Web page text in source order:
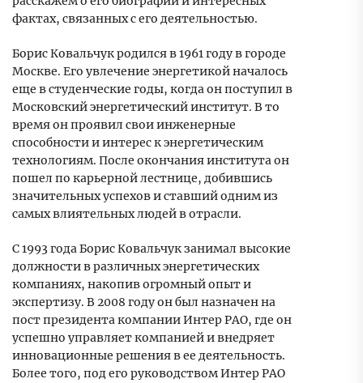
фактах, связанных с его деятельностью.
Борис Ковальчук родился в 1961 году в городе
Москве. Его увлечение энергетикой началось
еще в студенческие годы, когда он поступил в
Московский энергетический институт. В то
время он проявил свои инженерные
способности и интерес к энергетическим
технологиям. После окончания института он
пошел по карьерной лестнице, добившись
значительных успехов и ставший одним из
самых влиятельных людей в отрасли.
С 1993 года Борис Ковальчук занимал высокие
должности в различных энергетических
компаниях, накопив огромный опыт и
экспертизу. В 2008 году он был назначен на
пост президента компании Интер РАО, где он
успешно управляет компанией и внедряет
инновационные решения в ее деятельность.
Более того, под его руководством Интер РАО